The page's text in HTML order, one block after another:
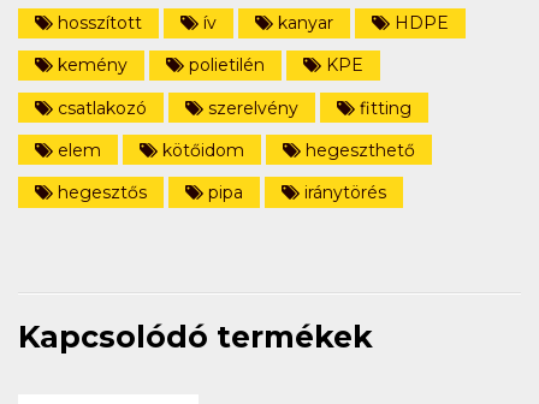
hosszított
ív kanyar
HDPE
kemény
polietilén
KPE
csatlakozó
szerelvény
fitting
elem
kötőidom
hegeszthető
hegesztős
pipa iránytörés
Kapcsolódó termékek